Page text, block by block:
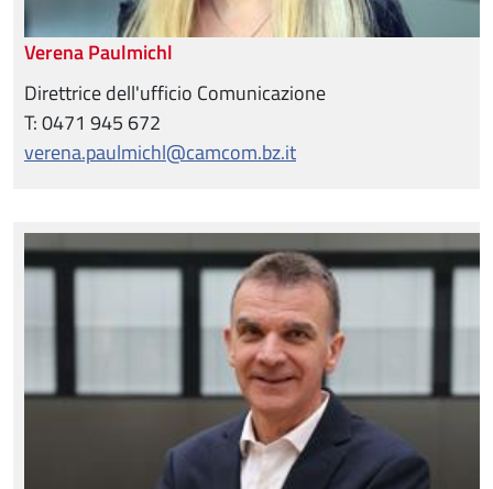
Verena Paulmichl
Direttrice dell'ufficio Comunicazione
T: 0471 945 672
verena.paulmichl@camcom.bz.it